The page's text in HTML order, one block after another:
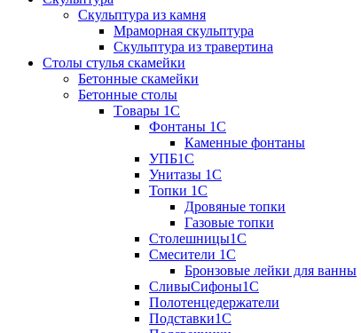
Скульптура из камня
Мраморная скульптура
Скульптура из травертина
Столы стулья скамейки
Бетонные скамейки
Бетонные столы
Tовары 1C
Фонтаны 1C
Каменные фонтаны
УПБ1С
Унитазы 1С
Топки 1С
Дровяные топки
Газовые топки
Столешницы1С
Смесители 1С
Бронзовые лейки для ванны
СливыСифоны1С
Полотенцедержатели
Подставки1С